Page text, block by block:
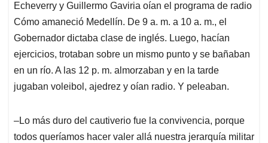
Echeverry y Guillermo Gaviria oían el programa de radio
Cómo amaneció Medellín. De 9 a. m. a 10 a. m., el
Gobernador dictaba clase de inglés. Luego, hacían
ejercicios, trotaban sobre un mismo punto y se bañaban
en un río. A las 12 p. m. almorzaban y en la tarde
jugaban voleibol, ajedrez y oían radio. Y peleaban.
‒Lo más duro del cautiverio fue la convivencia, porque
todos queríamos hacer valer allá nuestra jerarquía militar